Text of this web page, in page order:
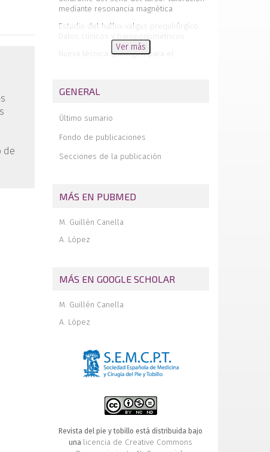
de
mediante resonancia magnética
Estudio del hallux valgus prequirúrgico.
Datos clínicos y baropodométricos
Nueva técnica quirúrgica para el
mediante podoscopio electrónico
enfermedad de Muller-Weiss
Biomecánica de la marcha en la
inveterada
Ver más
GENERAL
Último sumario
Fondo de publicaciones
Secciones de la publicación
MÁS EN PUBMED
M. Guillén Canella
A. López
MÁS EN GOOGLE SCHOLAR
M. Guillén Canella
A. López
Revista del pie y tobillo está distribuida bajo
una licencia de Creative Commons